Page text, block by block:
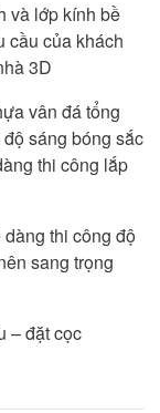
và lớp kính bề
cầu của khách
3D
vân đá tổng
sáng bóng sắc
thi công lắp
thi công độ
sang trọng
– đặt cọc